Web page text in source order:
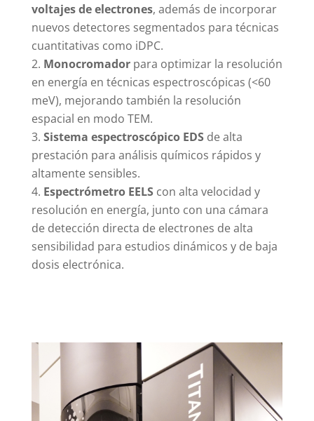
voltajes de electrones, además de incorporar
nuevos detectores segmentados para técnicas
cuantitativas como iDPC.
Monocromadorpara optimizar la resolución
en energía en técnicas espectroscópicas (<60
meV), mejorando también la resolución
espacial en modo TEM.
Sistema espectroscópico EDSde alta
prestación para análisis químicos rápidos y
altamente sensibles.
Espectrómetro EELScon alta velocidad y
resolución en energía, junto con una cámara
de detección directa de electrones de alta
sensibilidad para estudios dinámicos y de baja
dosis electrónica.